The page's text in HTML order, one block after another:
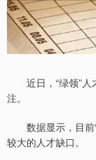
近日，“绿领”人
注。
数据显示，目前“
较大的人才缺口。